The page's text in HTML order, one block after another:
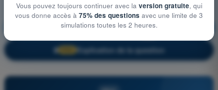
Connaissances générales de l’UAS
🔒 Explication de la question
Vous pouvez toujours continuer avec la version gratuite, qui
vous donne accès à 75% des questions avec une limite de 3
simulations toutes les 2 heures.